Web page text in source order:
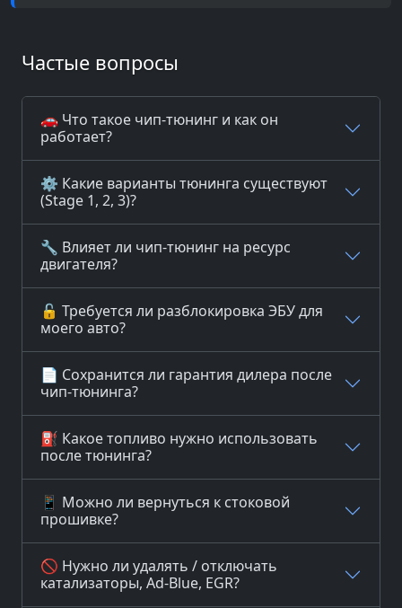
Частые вопросы
🚗 Что такое чип-тюнинг и как он
работает?
⚙️ Какие варианты тюнинга существуют
(Stage 1, 2, 3)?
🔧 Влияет ли чип-тюнинг на ресурс
двигателя?
🔓 Требуется ли разблокировка ЭБУ для
моего авто?
📄 Сохранится ли гарантия дилера после
чип-тюнинга?
⛽ Какое топливо нужно использовать
после тюнинга?
📱 Можно ли вернуться к стоковой
прошивке?
🚫 Нужно ли удалять / отключать
катализаторы, Ad-Blue, EGR?